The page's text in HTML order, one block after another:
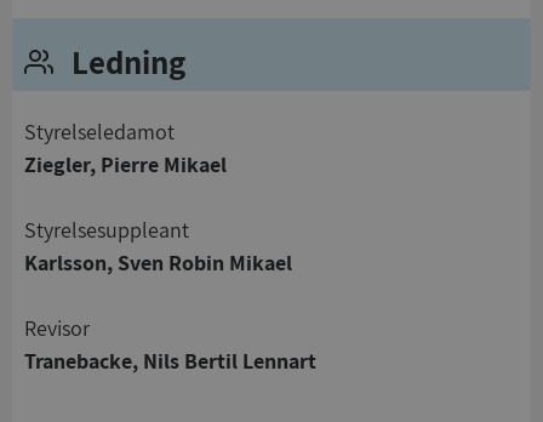
Ledning
Styrelseledamot
Ziegler, Pierre Mikael
Styrelsesuppleant
Karlsson, Sven Robin Mikael
Revisor
Tranebacke, Nils Bertil Lennart
Funktioner
Strikt nödvändigt
Funktioner
Oklassificerade
användas ordentligt utan strikt nödvändiga cookies.